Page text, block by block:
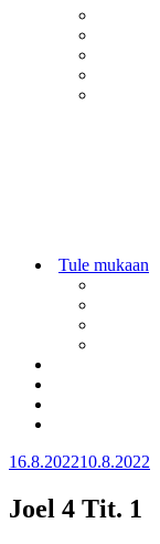
Tule mukaan
Julkaistu
16.8.202210.8.2022
Joel 4 Tit. 1